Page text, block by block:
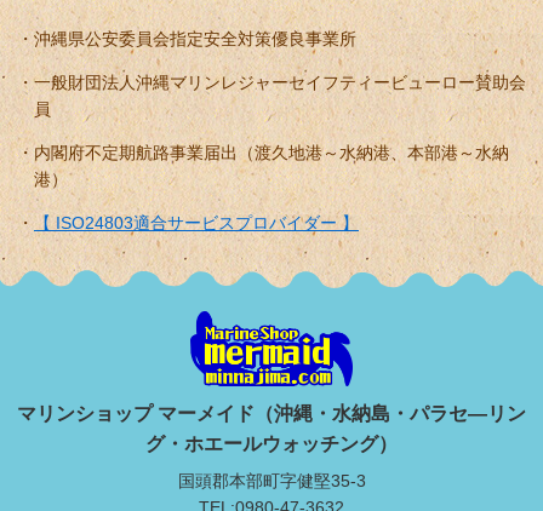
アクセス・地図 よくある質問
ブログ ご予約はコチラ
スタッフ紹介 会社概要
沖縄県公安委員会指定安全対策優良事業所
一般財団法人沖縄マリンレジャーセイフティービューロー賛助会
内閣府不定期航路事業届出（渡久地港～水納港、本部港～水納